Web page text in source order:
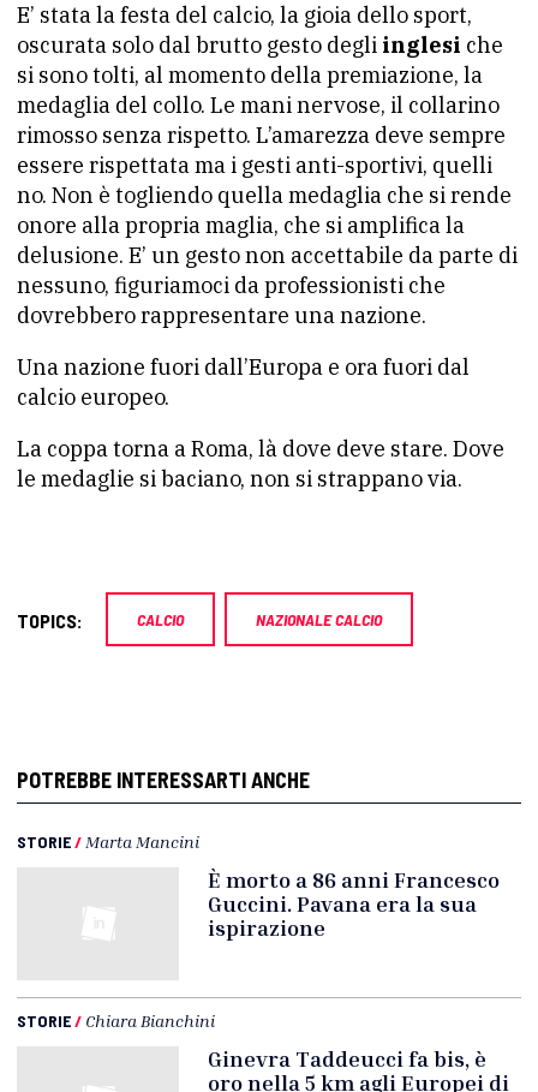
E’ stata la festa del calcio, la gioia dello sport,
oscurata solo dal brutto gesto degli inglesi che
si sono tolti, al momento della premiazione, la
medaglia del collo. Le mani nervose, il collarino
rimosso senza rispetto. L’amarezza deve sempre
essere rispettata ma i gesti anti-sportivi, quelli
no. Non è togliendo quella medaglia che si rende
onore alla propria maglia, che si amplifica la
delusione. E’ un gesto non accettabile da parte di
nessuno, figuriamoci da professionisti che
dovrebbero rappresentare una nazione.
Una nazione fuori dall’Europa e ora fuori dal
calcio europeo.
La coppa torna a Roma, là dove deve stare. Dove
le medaglie si baciano, non si strappano via.
TOPICS: CALCIO NAZIONALE CALCIO
POTREBBE INTERESSARTI ANCHE
STORIE/ Marta Mancini
È morto a 86 anni Francesco
Guccini. Pavana era la sua
ispirazione
STORIE/ Chiara Bianchini
Ginevra Taddeucci fa bis, è
oro nella 5 km agli Europei di